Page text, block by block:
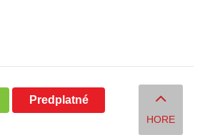
Predplatné
HORE